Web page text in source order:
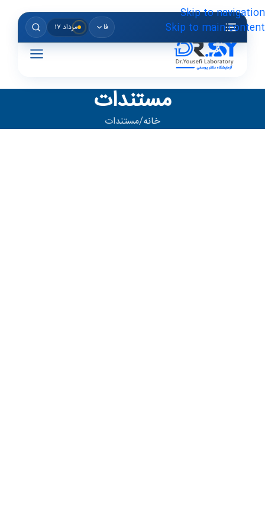
Skip to navigation
Skip to main content
فا مرداد ۱۷
مستندات
خانه مستندات